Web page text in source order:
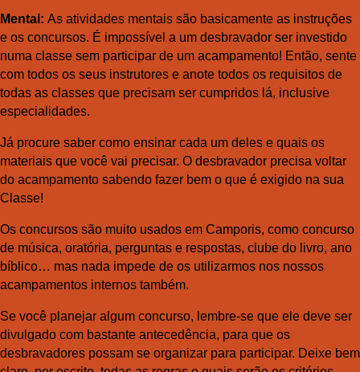
Mental: As atividades mentais são basicamente as instruções
e os concursos. É impossível a um desbravador ser investido
numa classe sem participar de um acampamento! Então, sente
com todos os seus instrutores e anote todos os requisitos de
todas as classes que precisam ser cumpridos lá, inclusive
especialidades.
Já procure saber como ensinar cada um deles e quais os
materiais que você vai precisar. O desbravador precisa voltar
do acampamento sabendo fazer bem o que é exigido na sua
Classe!
Os concursos são muito usados em Camporis, como concurso
de música, oratória, perguntas e respostas, clube do livro, ano
bíblico… mas nada impede de os utilizarmos nos nossos
acampamentos internos também.
Se você planejar algum concurso, lembre-se que ele deve ser
divulgado com bastante antecedência, para que os
desbravadores possam se organizar para participar. Deixe bem